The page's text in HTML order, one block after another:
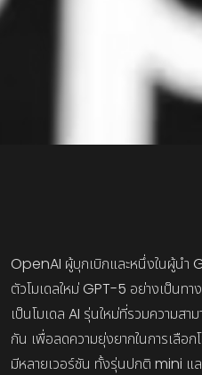
OpenAI ผู้บุกเบิกและหนึ่งในผู้นำ
ตัวโมเดลใหม่ GPT-5 อย่างเป็นท
เป็นโมเดล AI รุ่นใหม่ที่รวมความสา
กัน เพื่อลดความยุ่งยากในการเลือ
มีหลายเวอร์ชัน ทั้งรุ่นปกติ mini